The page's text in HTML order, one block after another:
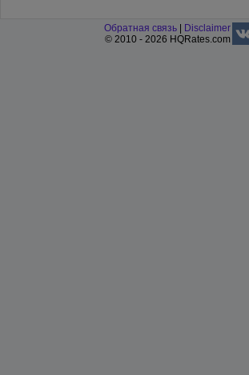
Обратная связь
Disclaimer
© 2010 - 2026 HQRates.com